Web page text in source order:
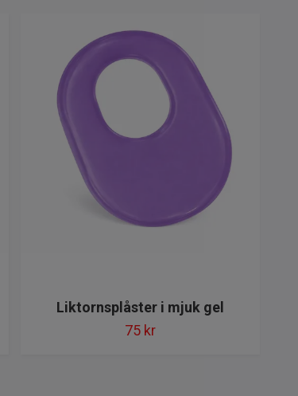
Liktornsplåster i mjuk gel
75 kr